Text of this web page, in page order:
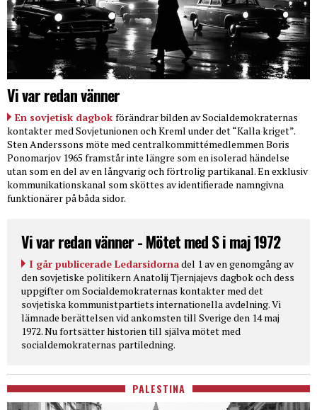
Vi var redan vänner
En sovjetisk dagbok förändrar bilden av Socialdemokraternas
kontakter med Sovjetunionen och Kreml under det “Kalla kriget”.
Sten Anderssons möte med centralkommittémedlemmen Boris
Ponomarjov 1965 framstår inte längre som en isolerad händelse
utan som en del av en långvarig och förtrolig partikanal. En exklusiv
kommunikationskanal som sköttes av identifierade namngivna
funktionärer på båda sidor.
Vi var redan vänner - Mötet med S i maj 1972
I går publicerade Ledarsidornadel 1 av en genomgång av
den sovjetiske politikern Anatolij Tjernjajevs dagbok och dess
uppgifter om Socialdemokraternas kontakter med det
sovjetiska kommunistpartiets internationella avdelning. Vi
lämnade berättelsen vid ankomsten till Sverige den 14 maj
1972. Nu fortsätter historien till själva mötet med
socialdemokraternas partiledning.
PALESTINA